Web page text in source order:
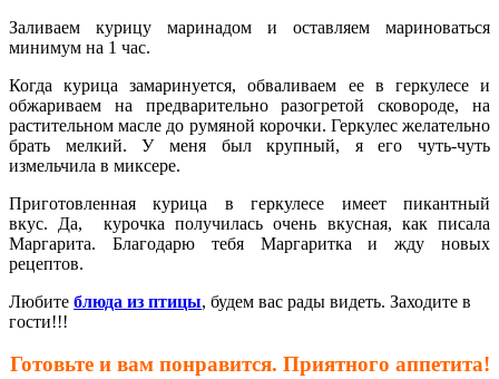
Заливаем курицу маринадом и оставляем мариноваться
минимум на 1 час.
Когда курица замаринуется, обваливаем ее в геркулесе и
обжариваем на предварительно разогретой сковороде, на
растительном масле до румяной корочки. Геркулес желательно
брать мелкий. У меня был крупный, я его чуть-чуть
измельчила в миксере.
Приготовленная курица в геркулесе имеет пикантный
вкус. Да, курочка получилась очень вкусная, как писала
Маргарита. Благодарю тебя Маргаритка и жду новых
рецептов.
Любите блюда из птицы, будем вас рады видеть. Заходите в
гости!!!
Готовьте и вам понравится. Приятного аппетита!